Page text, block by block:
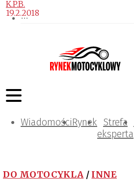
WiadomościRynek Strefa
eksperta
DO MOTOCYKLA / INNE
K.P.B.
19.2.2018